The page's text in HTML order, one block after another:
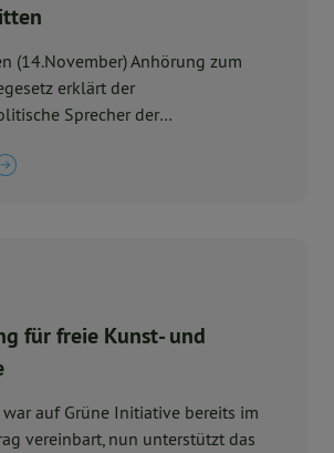
(14.November) Anhörung zum
erklärt der
Sprecher der
für freie Kunst- und
auf Grüne Initiative bereits im
vereinbart, nun unterstützt das